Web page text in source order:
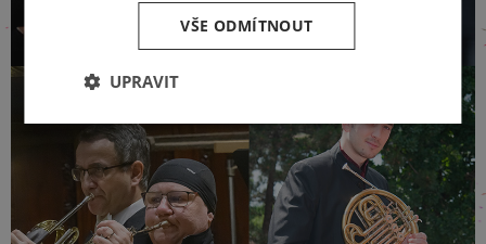
VŠE ODMÍTNOUT
UPRAVIT